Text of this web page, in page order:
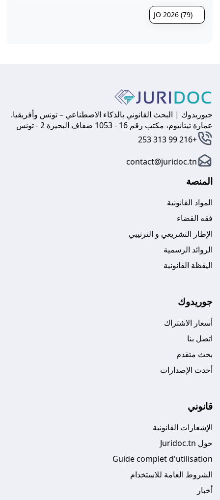
JO 2026 (79)
جيوريدوك | البحث القانوني بالذكاء الاصطناعي – تونس وأفريقيا.
عمارة تيتانيوم، مكتب رقم 16 - 1053 ضفاف البحيرة 2 - تونس
+216 99 313 253
contact@juridoc.tn
المنصة
المواد القانونية
فقه القضاء
الإطار التشريعي و الترتيبي
الروائد الرسمية
اليقظة القانونية
جوريدوك
أسعار الاشتراك
اتصل بنا
بحث متقدم
أحدث الإصدارات
قانوني
الإشعارات القانونية
حول Juridoc.tn
Guide complet d'utilisation
الشروط العامة للاستخدام
أخبار